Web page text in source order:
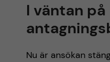
I väntan på
Nu är ansökan